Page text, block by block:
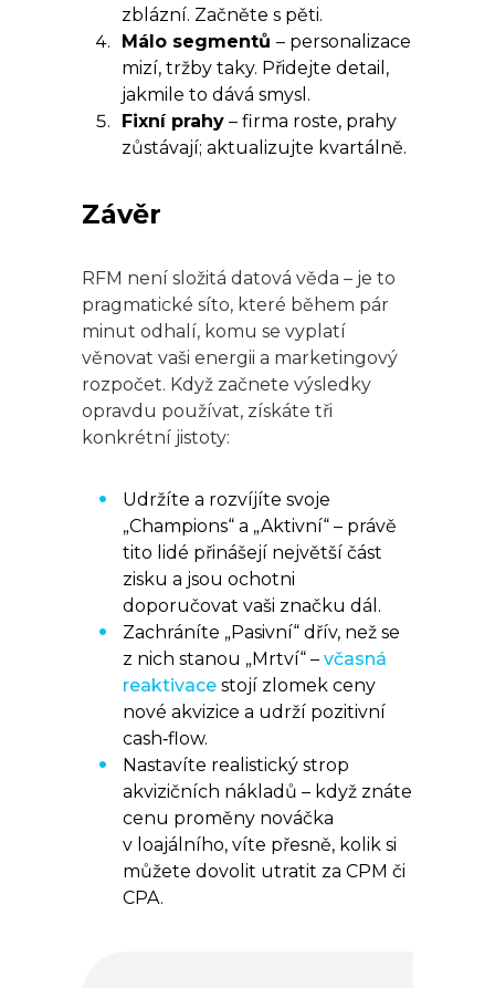
zblázní. Začněte s pěti.
Málo segmentů – personalizace
mizí, tržby taky. Přidejte detail,
jakmile to dává smysl.
Fixní prahy – firma roste, prahy
zůstávají; aktualizujte kvartálně.
Závěr
RFM není složitá datová věda – je to
pragmatické síto, které během pár
minut odhalí, komu se vyplatí
věnovat vaši energii a marketingový
rozpočet. Když začnete výsledky
opravdu používat, získáte tři
konkrétní jistoty:
Udržíte a rozvíjíte svoje
„Champions“ a „Aktivní“ – právě
tito lidé přinášejí největší část
zisku a jsou ochotni
doporučovat vaši značku dál.
Zachráníte „Pasivní“ dřív, než se
z nich stanou „Mrtví“ – včasná
reaktivace stojí zlomek ceny
nové akvizice a udrží pozitivní
cash‑flow.
Nastavíte realistický strop
akvizičních nákladů – když znáte
cenu proměny nováčka
v loajálního, víte přesně, kolik si
můžete dovolit utratit za CPM či
CPA.